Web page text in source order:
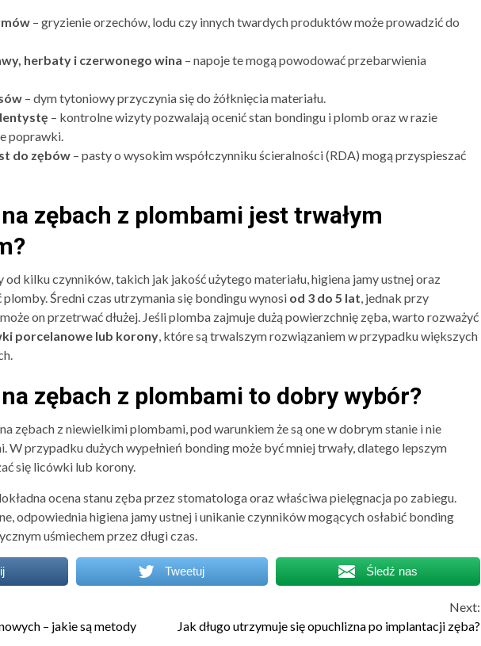
– gryzienie orzechów, lodu czy innych twardych produktów może prowadzić do
herbaty i czerwonego wina – napoje te mogą powodować przebarwienia
– dym tytoniowy przyczynia się do żółknięcia materiału.
– kontrolne wizyty pozwalają ocenić stan bondingu i plomb oraz w razie
poprawki.
do zębów – pasty o wysokim współczynniku ścieralności (RDA) mogą przyspieszać
zębach z plombami jest trwałym
od kilku czynników, takich jak jakość użytego materiału, higiena jamy ustnej oraz
Średni czas utrzymania się bondingu wynosi od 3 do 5 lat , jednak przy
on przetrwać dłużej. Jeśli plomba zajmuje dużą powierzchnię zęba, warto rozważyć
porcelanowe lub korony , które są trwalszym rozwiązaniem w przypadku większych
zębach z plombami to dobry wybór?
zębach z niewielkimi plombami, pod warunkiem że są one w dobrym stanie i nie
W przypadku dużych wypełnień bonding może być mniej trwały, dlatego lepszym
się licówki lub korony.
ocena stanu zęba przez stomatologa oraz właściwa pielęgnacja po zabiegu.
odpowiednia higiena jamy ustnej i unikanie czynników mogących osłabić bonding
uśmiechem przez długi czas.
Tweetuj Śledź nas
– jakie są metody
Next:
Jak długo utrzymuje się opuchlizna po implantacji zęba?